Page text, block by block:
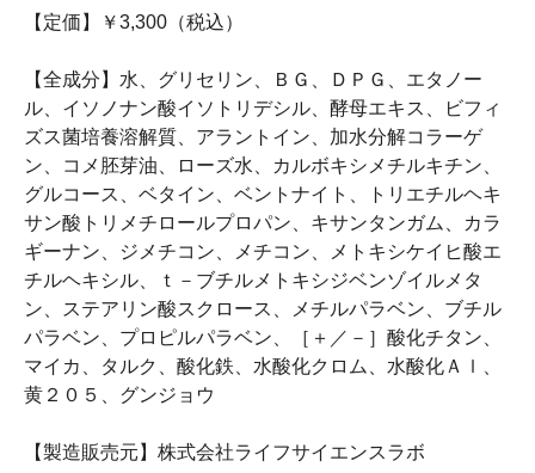
【定価】￥3,300（税込）
【全成分】水、グリセリン、ＢＧ、ＤＰＧ、エタノー
ル、イソノナン酸イソトリデシル、酵母エキス、ビフィ
ズス菌培養溶解質、アラントイン、加水分解コラーゲ
ン、コメ胚芽油、ローズ水、カルボキシメチルキチン、
グルコース、ベタイン、ベントナイト、トリエチルヘキ
サン酸トリメチロールプロパン、キサンタンガム、カラ
ギーナン、ジメチコン、メチコン、メトキシケイヒ酸エ
チルヘキシル、ｔ－ブチルメトキシジベンゾイルメタ
ン、ステアリン酸スクロース、メチルパラベン、ブチル
パラベン、プロピルパラベン、［＋／－］酸化チタン、
マイカ、タルク、酸化鉄、水酸化クロム、水酸化Ａｌ、
黄２０５、グンジョウ
【製造販売元】株式会社ライフサイエンスラボ